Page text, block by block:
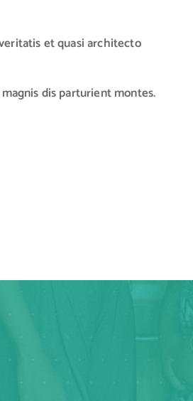
et quasi architecto
dis parturient montes.